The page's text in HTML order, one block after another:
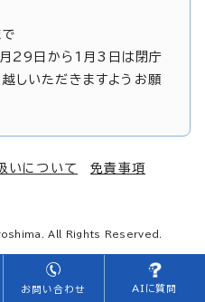
お問い合わせ AIに質問
29日から1月3日は閉庁
しいただきますようお願
いについて
免責事項
All Rights Reserved.